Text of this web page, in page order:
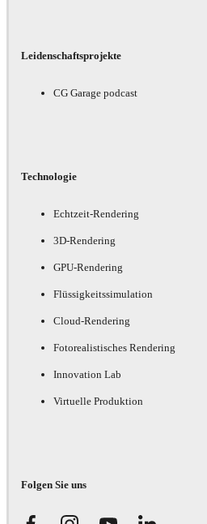
Leidenschaftsprojekte
CG Garage podcast
Technologie
Echtzeit-Rendering
3D-Rendering
GPU-Rendering
Flüssigkeitssimulation
Cloud-Rendering
Fotorealistisches Rendering
Innovation Lab
Virtuelle Produktion
Folgen Sie uns